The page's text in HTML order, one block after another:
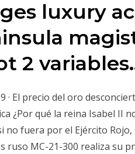
luxury
2
· El precio del oro
¿Por qué la reina Isabel II
no fuera por el Ejército
ruso MC-21-300 realiza su